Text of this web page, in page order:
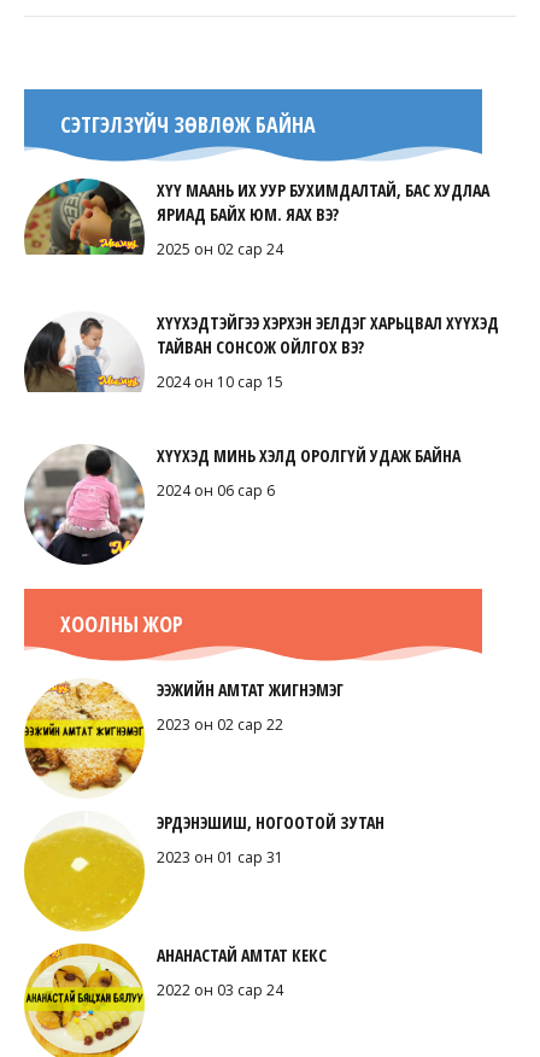
СЭТГЭЛЗҮЙЧ ЗӨВЛӨЖ БАЙНА
ХҮҮ МААНЬ ИХ УУР БУХИМДАЛТАЙ, БАС ХУДЛАА
ЯРИАД БАЙХ ЮМ. ЯАХ ВЭ?
2025 он 02 сар 24
ХҮҮХЭДТЭЙГЭЭ ХЭРХЭН ЭЕЛДЭГ ХАРЬЦВАЛ ХҮҮХЭД
ТАЙВАН СОНСОЖ ОЙЛГОХ ВЭ?
2024 он 10 сар 15
ХҮҮХЭД МИНЬ ХЭЛД ОРОЛГҮЙ УДАЖ БАЙНА
2024 он 06 сар 6
ХООЛНЫ ЖОР
ЭЭЖИЙН АМТАТ ЖИГНЭМЭГ
2023 он 02 сар 22
ЭРДЭНЭШИШ, НОГООТОЙ ЗУТАН
2023 он 01 сар 31
АНАНАСТАЙ АМТАТ КЕКС
2022 он 03 сар 24